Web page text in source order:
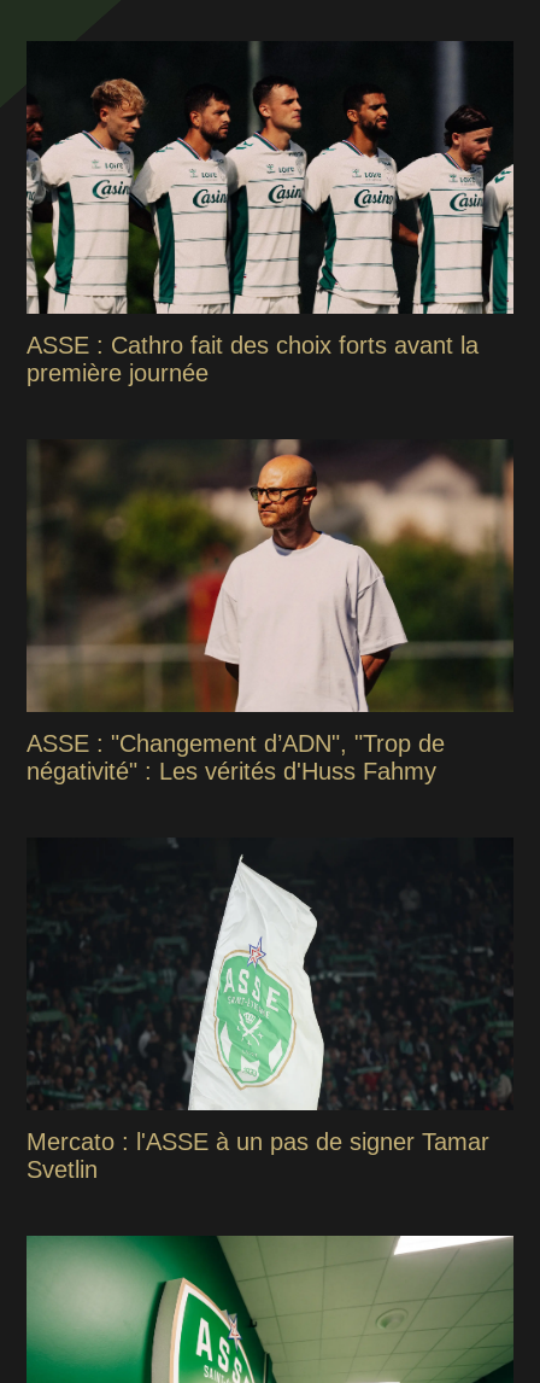
ASSE : Cathro fait des choix forts avant la
première journée
ASSE : "Changement d’ADN", "Trop de
négativité" : Les vérités d'Huss Fahmy
Mercato : l'ASSE à un pas de signer Tamar
Svetlin